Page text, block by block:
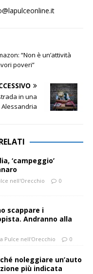
“Non è un’attività
poveri”
in una
‘campeggio’
nell'Orecchio 0
scappare i
Andranno alla
Pulce nell'Orecchio 0
noleggiare un’auto
più indicata